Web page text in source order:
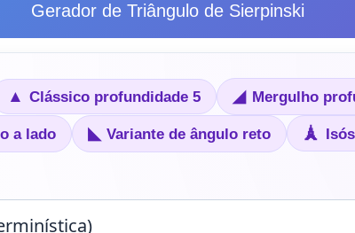
Gerador de Triângulo de Sierpinski
▲ Clássico profundidade 5 ◢ Mergulho
a lado ◣ Variante de ângulo reto 🗼